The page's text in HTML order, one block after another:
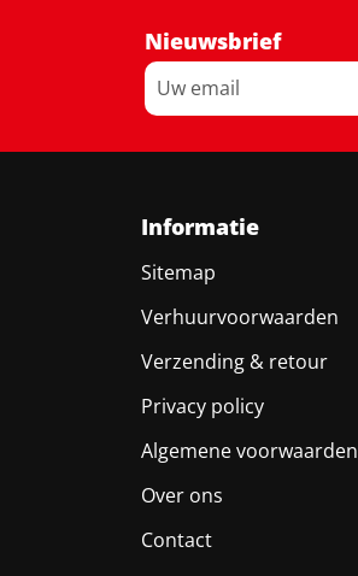
Nieuwsbrief
Informatie
Sitemap
Verhuurvoorwaarden
Verzending & retour
Privacy policy
Algemene voorwaarden
Over ons
Contact